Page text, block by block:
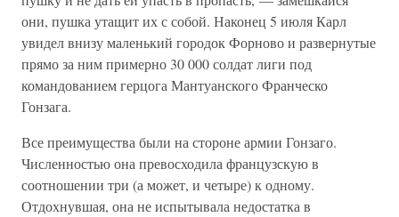
они, пушка утащит их с собой. Наконец 5 июля Карл
увидел внизу маленький городок Форново и развернутые
прямо за ним примерно 30 000 солдат лиги под
командованием герцога Мантуанского Франческо
Гонзага.
Все преимущества были на стороне армии Гонзаго.
Численностью она превосходила французскую в
соотношении три (а может, и четыре) к одному.
Отдохнувшая, она не испытывала недостатка в